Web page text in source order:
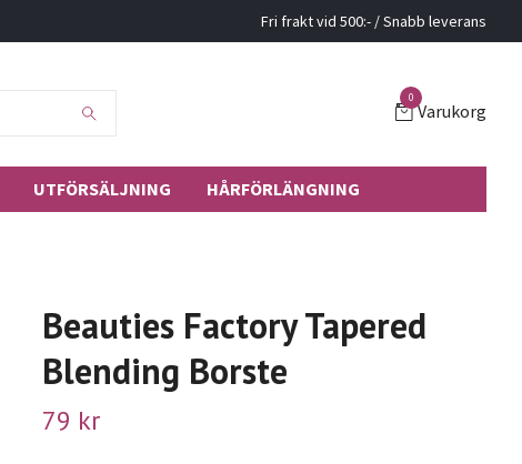
Fri frakt vid 500:- / Snabb leverans
0
Varukorg
UTFÖRSÄLJNING HÅRFÖRLÄNGNING
Beauties Factory Tapered
Blending Borste
79 kr